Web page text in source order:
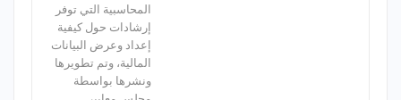
المحاسبية التي توفر
إرشادات حول كيفية
إعداد وعرض البيانات
المالية، وتم تطويرها
ونشرها بواسطة